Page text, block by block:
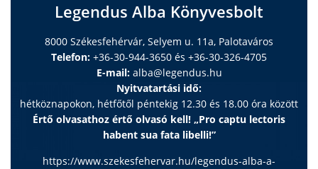
Legendus Alba Könyvesbolt
8000 Székesfehérvár, Selyem u. 11a, Palotaváros
Telefon: +36-30-944-3650 és +36-30-326-4705
E-mail: alba@legendus.hu
Nyitvatartási idő:
hétköznapokon, hétfőtől péntekig 12.30 és 18.00 óra között
Értő olvasathoz értő olvasó kell! „Pro captu lectoris
habent sua fata libelli!”
https://www.szekesfehervar.hu/legendus-alba-a-